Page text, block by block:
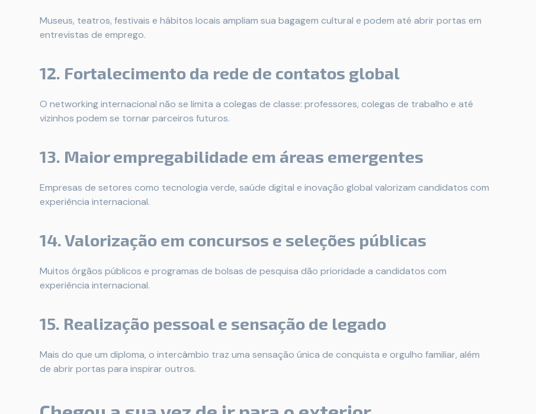
Museus, teatros, festivais e hábitos locais ampliam sua bagagem cultural e podem até abrir portas em
entrevistas de emprego.
12. Fortalecimento da rede de contatos global
O networking internacional não se limita a colegas de classe: professores, colegas de trabalho e até
vizinhos podem se tornar parceiros futuros.
13. Maior empregabilidade em áreas emergentes
Empresas de setores como tecnologia verde, saúde digital e inovação global valorizam candidatos com
experiência internacional.
14. Valorização em concursos e seleções públicas
Muitos órgãos públicos e programas de bolsas de pesquisa dão prioridade a candidatos com
experiência internacional.
15. Realização pessoal e sensação de legado
Mais do que um diploma, o intercâmbio traz uma sensação única de conquista e orgulho familiar, além
de abrir portas para inspirar outros.